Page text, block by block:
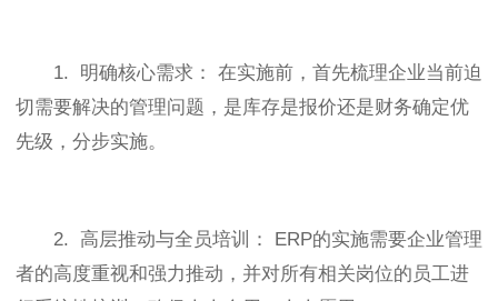
1. 明确核心需求： 在实施前，首先梳理企业当前迫
切需要解决的管理问题，是库存是报价还是财务确定优
先级，分步实施。
2. 高层推动与全员培训： ERP的实施需要企业管理
者的高度重视和强力推动，并对所有相关岗位的员工进